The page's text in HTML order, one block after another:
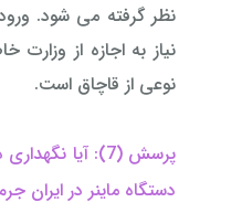
نظر گرفته می شود.
نیاز به اجازه از
نوعی از قاچاق است.
پرسش (7): آیا
دستگاه ماینر در ایران